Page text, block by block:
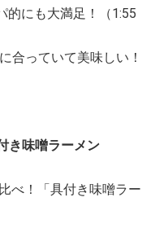
的にも大満足！（1:55
合っていて美味しい！
き味噌ラーメン
べ！「具付き味噌ラー